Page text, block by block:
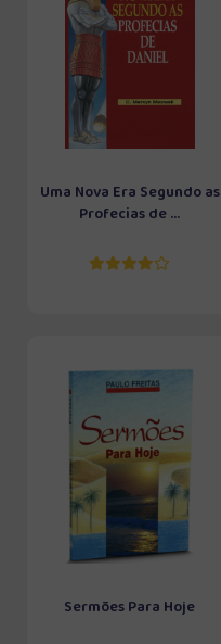
Uma Nova Era Segundo as
Profecias de ...
Sermões Para Hoje